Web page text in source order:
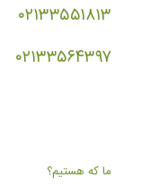
۰۲۱۳۳۵۵۱۸۱۳
۰۲۱۳۳۵۶۴۳۹۷
ما که هستیم؟